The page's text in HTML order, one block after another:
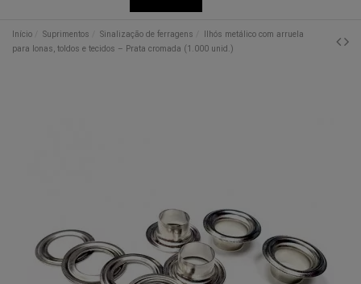
Início Suprimentos Sinalização de ferragens
Ilhós metálico com arruela
para lonas, toldos e tecidos – Prata cromada (1.000 unid.)